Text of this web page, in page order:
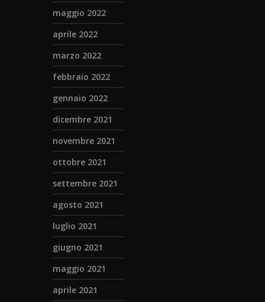
maggio 2022
aprile 2022
marzo 2022
febbraio 2022
gennaio 2022
dicembre 2021
novembre 2021
ottobre 2021
settembre 2021
agosto 2021
luglio 2021
giugno 2021
maggio 2021
aprile 2021